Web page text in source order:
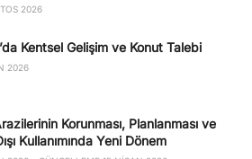
2026
Kentsel Gelişim ve Konut Talebi
2026
Korunması, Planlanması ve
Kullanımında Yeni Dönem